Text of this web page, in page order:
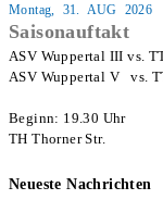
Montag, 31. AUG 2026
Saisonauftakt
ASV Wuppertal III vs.
ASV Wuppertal V   vs.
Beginn: 19.30 Uhr
TH Thorner Str.
Neueste Nachrichten